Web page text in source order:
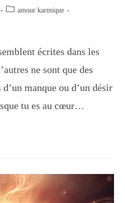
Post amour karmique
écrites dans les
ne sont que des
manque ou d’un désir
tu es au cœur…